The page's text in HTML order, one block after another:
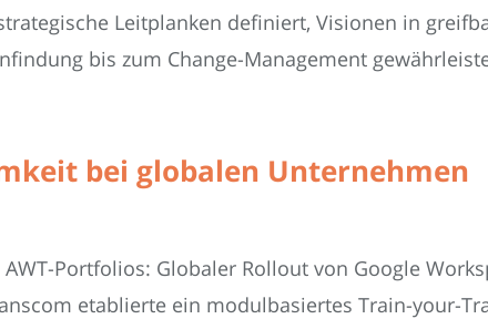
Leitplanken definiert, Visionen in
bis zum Change-Management
bei globalen Unternehmen
Portfolios: Globaler Rollout von Google
etablierte ein modulbasiertes Train-your-